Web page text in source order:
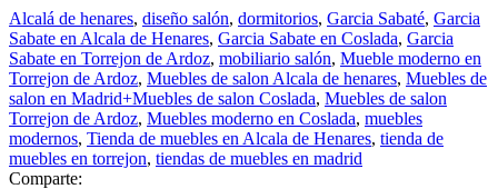
Alcalá de henares, diseño salón, dormitorios, Garcia Sabaté, Garcia
Sabate en Alcala de Henares, Garcia Sabate en Coslada, Garcia
Sabate en Torrejon de Ardoz, mobiliario salón, Mueble moderno en
Torrejon de Ardoz, Muebles de salon Alcala de henares, Muebles de
salon en Madrid+Muebles de salon Coslada, Muebles de salon
Torrejon de Ardoz, Muebles moderno en Coslada, muebles
modernos, Tienda de muebles en Alcala de Henares, tienda de
muebles en torrejon, tiendas de muebles en madrid
Comparte: